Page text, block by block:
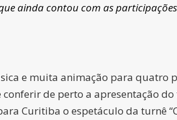
ainda contou com as
e muita animação para quatro
de perto a apresentação
Curitiba o espetáculo da turnê